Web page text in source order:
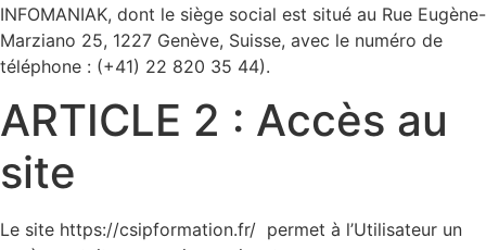
INFOMANIAK, dont le siège social est situé au Rue Eugène-
Marziano 25, 1227 Genève, Suisse, avec le numéro de
téléphone : (+41) 22 820 35 44).
ARTICLE 2 : Accès au
site
Le site https://csipformation.fr/ permet à l’Utilisateur un